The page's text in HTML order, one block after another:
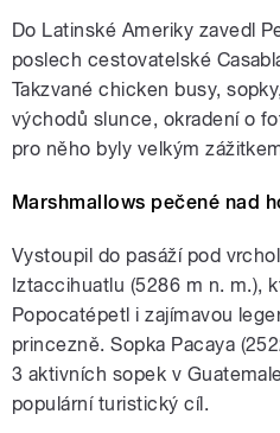
Do Latinské Ameriky zavedl
poslech cestovatelské
Takzvané chicken busy,
východů slunce, okradení o
pro něho byly velkým
Marshmallows pečené nad
Vystoupil do pasáží pod
Iztaccihuatlu (5286 m n. m.),
Popocatépetl i zajímavou
princezně. Sopka Pacaya
3 aktivních sopek v
populární turistický cíl.